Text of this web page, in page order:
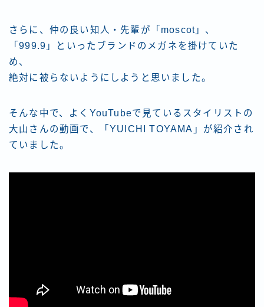
さらに、仲の良い知人・先輩が「moscot」、
「999.9」といったブランドのメガネを掛けていた
め、
絶対に被らないようにしようと思いました。
そんな中で、よくYouTubeで見ているスタイリストの
大山さんの動画で、「YUICHI TOYAMA」が紹介され
ていました。